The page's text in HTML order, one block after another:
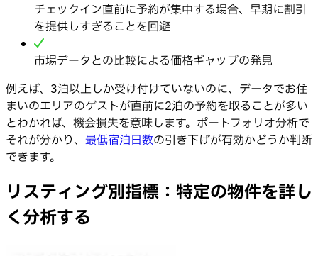
チェックイン直前に予約が集中する場合、早期に割引
を提供しすぎることを回避
市場データとの比較による価格ギャップの発見
例えば、3泊以上しか受け付けていないのに、データでお住
まいのエリアのゲストが直前に2泊の予約を取ることが多い
とわかれば、機会損失を意味します。ポートフォリオ分析で
それが分かり、 最低宿泊日数の引き下げが有効かどうか判断
できます。
リスティング別指標：特定の物件を詳し
く分析する